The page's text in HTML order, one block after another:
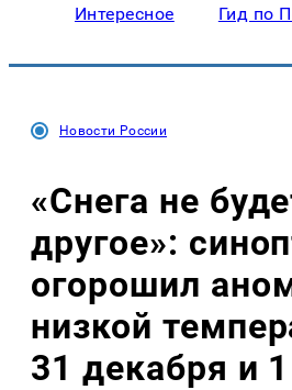
Интересное Гид по
Новости России
«Снега не
другое»:
огорошил
низкой
31 декабря и